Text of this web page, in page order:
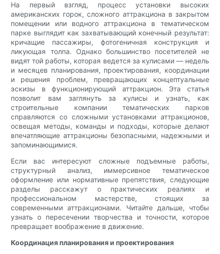
На первый взгляд, процесс установки высоких
американских горок, сложного аттракциона в закрытом
помещении или водного аттракциона в тематическом
парке выглядит как захватывающий конечный результат:
кричащие пассажиры, фотогеничная конструкция и
ликующая толпа. Однако большинство посетителей не
видят той работы, которая ведется за кулисами — недель
и месяцев планирования, проектирования, координации
и решения проблем, превращающих концептуальные
эскизы в функционирующий аттракцион. Эта статья
позволит вам заглянуть за кулисы и узнать, как
строительные компании тематических парков
справляются со сложными установками аттракционов,
освещая методы, команды и подходы, которые делают
впечатляющие аттракционы безопасными, надежными и
запоминающимися.
Если вас интересуют сложные подъемные работы,
структурный анализ, иммерсивное тематическое
оформление или нормативные препятствия, следующие
разделы расскажут о практических реалиях и
профессиональном мастерстве, стоящих за
современными аттракционами. Читайте дальше, чтобы
узнать о пересечении творчества и точности, которое
превращает воображение в движение.
Координация планирования и проектирования